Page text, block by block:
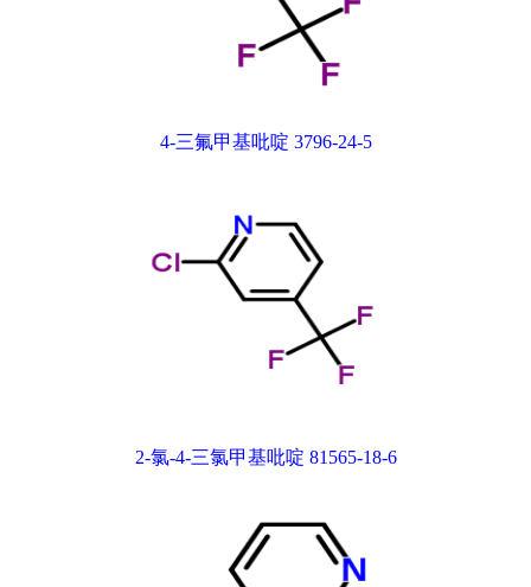
4-三氟甲基吡啶 3796-24-5
2-氯-4-三氯甲基吡啶 81565-18-6